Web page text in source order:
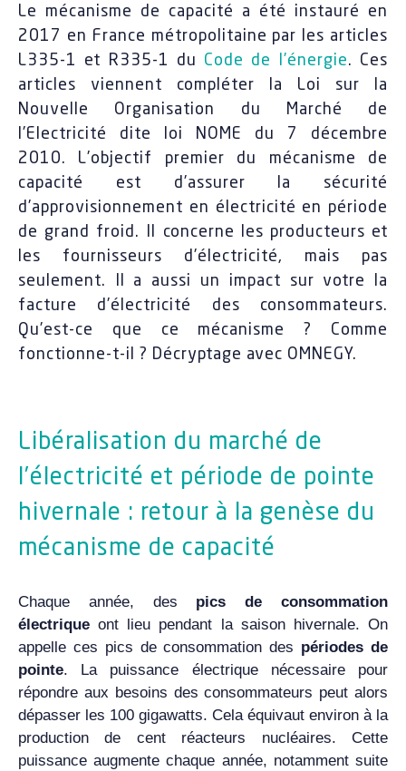
Le mécanisme de capacité a été instauré en
2017 en France métropolitaine par les articles
L335-1 et R335-1 du Code de l’énergie. Ces
articles viennent compléter la Loi sur la
Nouvelle Organisation du Marché de
l’Electricité dite loi NOME du 7 décembre
2010. L’objectif premier du mécanisme de
capacité est d’assurer la sécurité
d’approvisionnement en électricité en période
de grand froid. Il concerne les producteurs et
les fournisseurs d’électricité, mais pas
seulement. Il a aussi un impact sur votre la
facture d’électricité des consommateurs.
Qu’est-ce que ce mécanisme ? Comme
fonctionne-t-il ? Décryptage avec OMNEGY.
Libéralisation du marché de
l’électricité et période de pointe
hivernale : retour à la genèse du
mécanisme de capacité
Chaque année, des pics de consommation
électriqueont lieu pendant la saison hivernale. On
appelle ces pics de consommation des périodes de
pointe. La puissance électrique nécessaire pour
répondre aux besoins des consommateurs peut alors
dépasser les 100 gigawatts. Cela équivaut environ à la
production de cent réacteurs nucléaires. Cette
puissance augmente chaque année, notamment suite